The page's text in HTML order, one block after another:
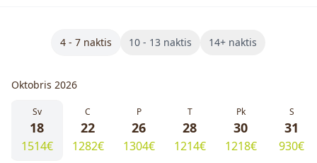
4 - 7 naktis 10 - 13 naktis 14+ naktis
Oktobris 2026
Sv
18
1514€
C
22
1282€
P
26
1304€
T
28
1214€
Pk
30
1218€
S
31
930€